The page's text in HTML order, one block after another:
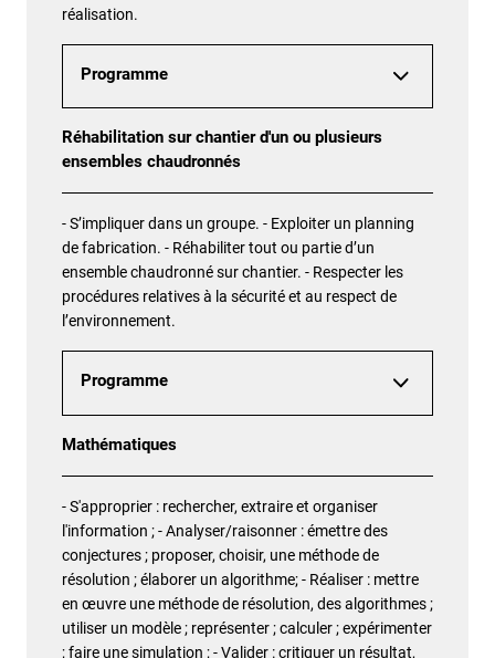
réalisation.
Programme
Réhabilitation sur chantier d'un ou plusieurs
ensembles chaudronnés
- S’impliquer dans un groupe. - Exploiter un planning
de fabrication. - Réhabiliter tout ou partie d’un
ensemble chaudronné sur chantier. - Respecter les
procédures relatives à la sécurité et au respect de
l’environnement.
Programme
Mathématiques
- S'approprier : rechercher, extraire et organiser
l'information ; - Analyser/raisonner : émettre des
conjectures ; proposer, choisir, une méthode de
résolution ; élaborer un algorithme; - Réaliser : mettre
en œuvre une méthode de résolution, des algorithmes ;
utiliser un modèle ; représenter ; calculer ; expérimenter
; faire une simulation ; - Valider : critiquer un résultat,